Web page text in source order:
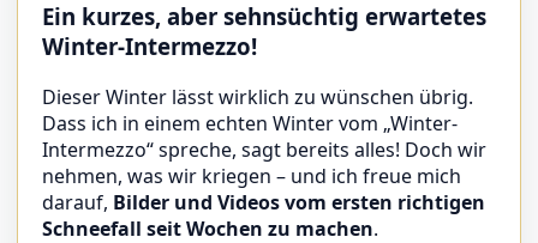
Ein kurzes, aber sehnsüchtig erwartetes
Winter-Intermezzo!
Dieser Winter lässt wirklich zu wünschen übrig.
Dass ich in einem echten Winter vom „Winter-
Intermezzo“ spreche, sagt bereits alles! Doch wir
nehmen, was wir kriegen – und ich freue mich
darauf, Bilder und Videos vom ersten richtigen
Schneefall seit Wochen zu machen.